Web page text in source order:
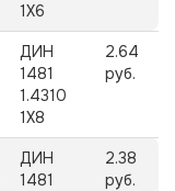
1X6
ДИН
1481
1.4310
1X8
2.64
руб.
ДИН
1481
2.38
руб.